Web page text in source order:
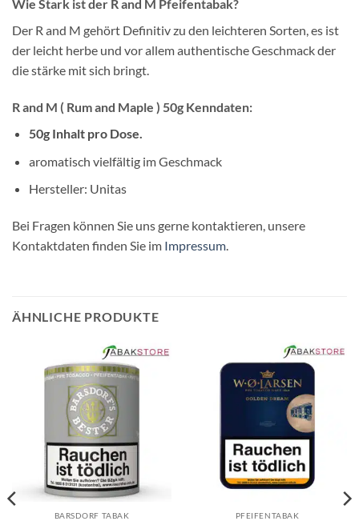
Wie Stark ist der R and M Pfeifentabak?
Der R and M gehört Definitiv zu den leichteren Sorten, es ist
der leicht herbe und vor allem authentische Geschmack der
die stärke mit sich bringt.
R and M ( Rum and Maple ) 50g Kenndaten:
50g Inhalt pro Dose.
aromatisch vielfältig im Geschmack
Hersteller: Unitas
Bei Fragen können Sie uns gerne kontaktieren, unsere
Kontaktdaten finden Sie im Impressum.
ÄHNLICHE PRODUKTE
BARSDORF TABAK PFEIFENTABAK